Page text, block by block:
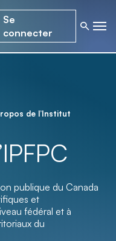
Se
connecter
de l’Institut
publique du Canada
et
fédéral et à
du